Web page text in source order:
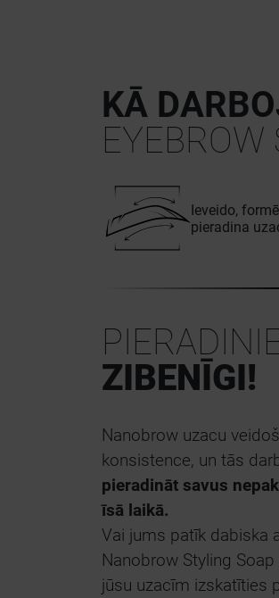
KĀ
EYEBROW
Ieveido,
pieradina
ZIBENĪGI!
Nanobrow uzacu
konsistence, un tās
pieradināt savus
īsā laikā.
Vai jums patīk dabiska
Nanobrow Styling
jūsu uzacīm izskatīties